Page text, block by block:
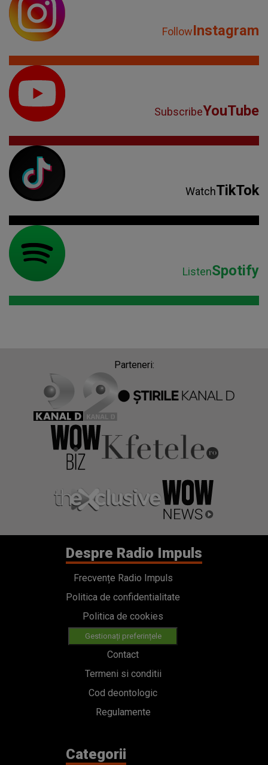
FollowInstagram
SubscribeYouTube
WatchTikTok
ListenSpotify
Parteneri:
Despre Radio Impuls
Frecvențe Radio Impuls
Politica de confidentialitate
Politica de cookies
Gestionați preferințele
Contact
Termeni si conditii
Cod deontologic
Regulamente
Categorii